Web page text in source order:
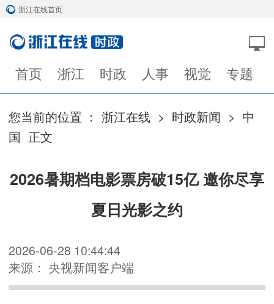
浙江在线首页
首页 浙江 时政 人事 视觉 专题
您当前的位置 ： 浙江在线 > 时政新闻 > 中
国 正文
2026暑期档电影票房破15亿 邀你尽享
夏日光影之约
2026-06-28 10:44:44
来源： 央视新闻客户端